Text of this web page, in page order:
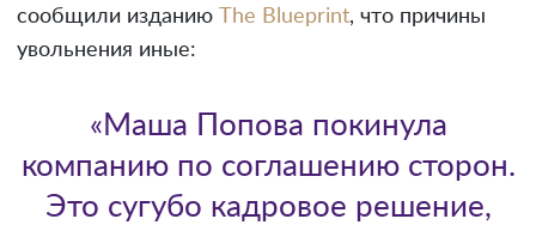
сообщили изданию
The Blueprint, что причины
увольнения иные:
«Маша Попова покинула
компанию по соглашению сторон.
Это сугубо кадровое решение,